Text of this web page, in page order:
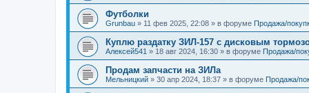
Футболки
Grunbau » 11 фев 2025, 22:08 » в форуме Продажа/
Куплю раздатку ЗИЛ-157 с дисковым
Алексей541 » 18 авг 2024, 16:30 » в форуме Продажа/
Продам запчасти на ЗИЛа
Мельницкий » 30 апр 2024, 18:37 » в форуме Продажа/